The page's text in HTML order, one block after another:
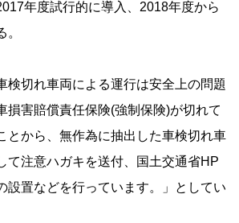
年度試行的に導入、2018年度から
検切れ車両による運行は安全上の問題
損害賠償責任保険(強制保険)が切れて
とから、無作為に抽出した車検切れ車
て注意ハガキを送付、国土交通省HP
設置などを行っています。」としてい